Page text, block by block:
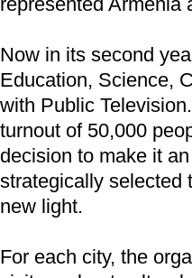
Now in its second
Education, Science,
with Public
turnout of 50,000
decision to make it
strategically selected
new light.
For each city, the